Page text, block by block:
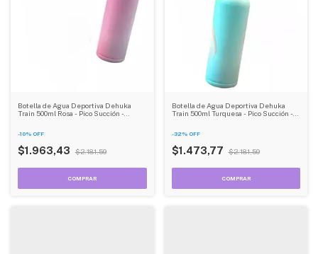
Botella de Agua Deportiva Dehuka
Train 500ml Rosa - Pico Succión -
-10% OFF
$1.963,43 $2.181,59
Botella de Agua Deportiva Dehuka
Train 500ml Turquesa - Pico Succión -
-32% OFF
$1.473,77 $2.181,59